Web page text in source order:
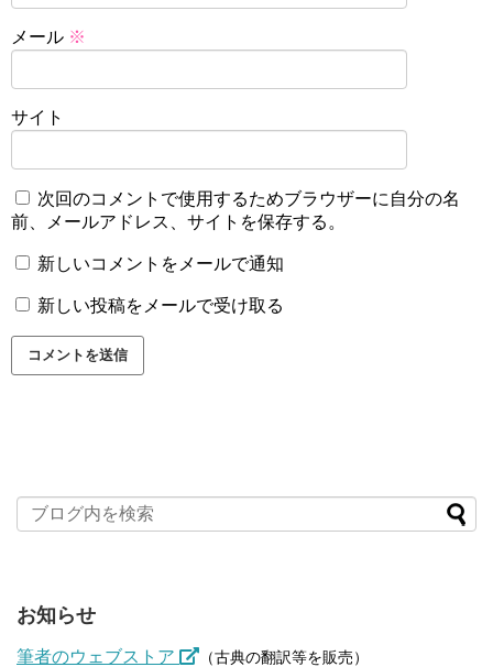
メール ※
サイト
次回のコメントで使用するためブラウザーに自分の名
前、メールアドレス、サイトを保存する。
新しいコメントをメールで通知
新しい投稿をメールで受け取る
お知らせ
筆者のウェブストア （古典の翻訳等を販売）